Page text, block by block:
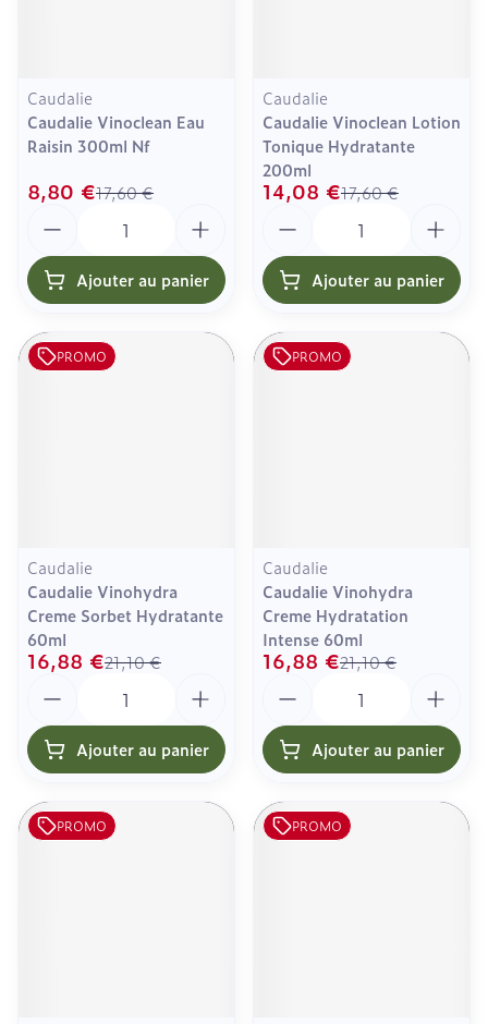
Caudalie
Caudalie Vinoclean Eau
Raisin 300ml Nf
17,60 €
8,80 €
Ajouter au panier
Caudalie
Caudalie Vinoclean Lotion
Tonique Hydratante
200ml
17,60 €
14,08 €
Ajouter au panier
PROMO
Caudalie
Caudalie Vinohydra
Creme Sorbet Hydratante
60ml
21,10 €
16,88 €
Ajouter au panier
PROMO
Caudalie
Caudalie Vinohydra
Creme Hydratation
Intense 60ml
21,10 €
16,88 €
Ajouter au panier
PROMO PROMO